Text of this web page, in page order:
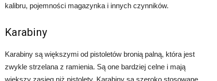
kalibru, pojemności magazynka i innych czynników.
Karabiny
Karabiny są większymi od pistoletów bronią palną, która jest
zwykle strzelana z ramienia. Są one bardziej celne i mają